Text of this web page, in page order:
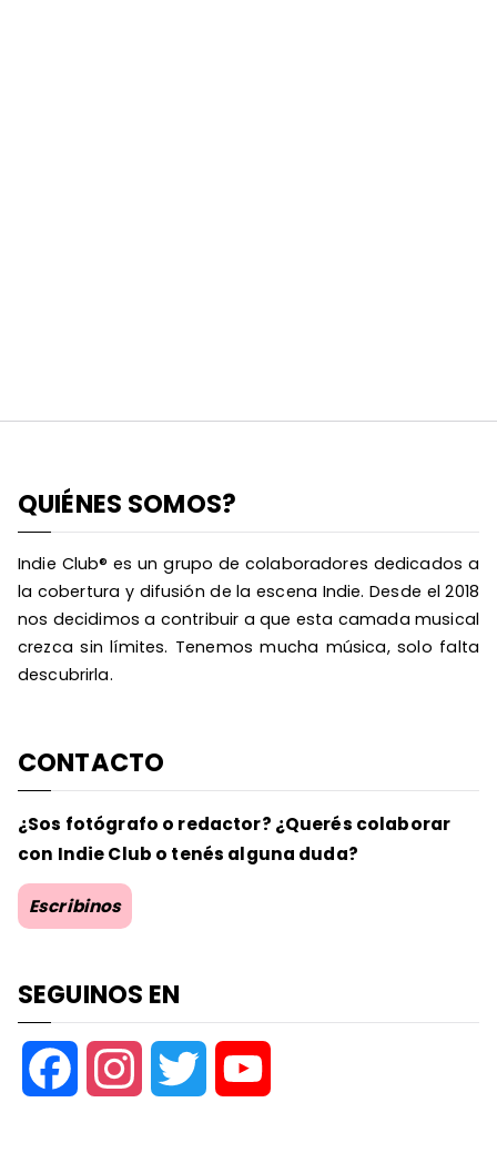
QUIÉNES SOMOS?
Indie Club® es un grupo de colaboradores dedicados a
la cobertura y difusión de la escena Indie. Desde el 2018
nos decidimos a contribuir a que esta camada musical
crezca sin límites. Tenemos mucha música, solo falta
descubrirla.
CONTACTO
¿Sos fotógrafo o redactor? ¿Querés colaborar
con Indie Club o tenés alguna duda?
Escribinos
SEGUINOS EN